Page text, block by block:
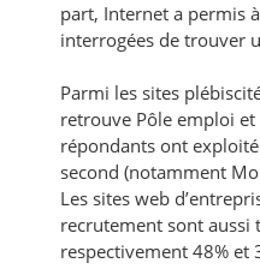
part, Internet a permis
interrogées de trouver
Parmi les sites
retrouve Pôle emploi
répondants ont
second (notamment
Les sites web
recrutement sont aussi
respectivement 48% et